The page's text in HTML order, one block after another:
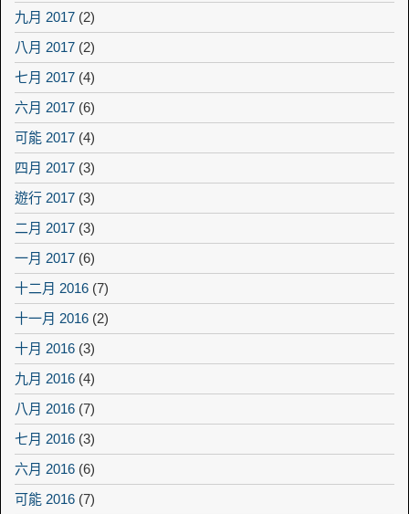
九月 2017 (2)
八月 2017 (2)
七月 2017 (4)
六月 2017 (6)
可能 2017 (4)
四月 2017 (3)
遊行 2017 (3)
二月 2017 (3)
一月 2017 (6)
十二月 2016 (7)
十一月 2016 (2)
十月 2016 (3)
九月 2016 (4)
八月 2016 (7)
七月 2016 (3)
六月 2016 (6)
可能 2016 (7)